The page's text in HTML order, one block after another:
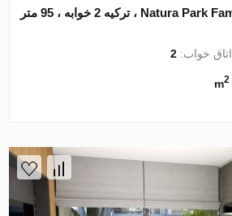
آپارتمان در در Natura Park Famagusta ، ترکیه 2 خوابه ، 95 متر
اتاق خواب:2
2